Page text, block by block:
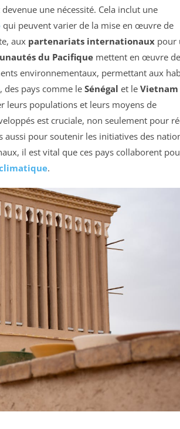
une nécessité. Cela inclut une
qui peuvent varier de la mise en œuvre de
aux partenariats internationaux pour
du Pacifique mettent en œuvre
environnementaux, permettant aux
des pays comme le Sénégal et le Vietnam
leurs populations et leurs moyens de
est cruciale, non seulement pour
aussi pour soutenir les initiatives des
il est vital que ces pays collaborent
.